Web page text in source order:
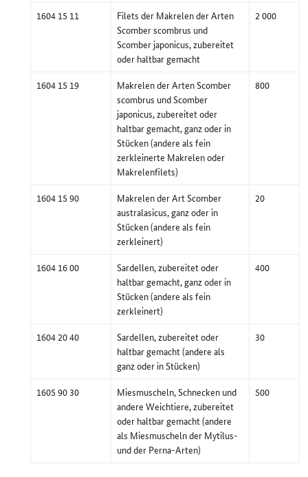
1604 15 11
Filets der Makrelen der Arten
Scomber scombrus und
Scomber japonicus, zubereitet
oder haltbar gemacht
2 000
1604 15 19
Makrelen der Arten Scomber
scombrus und Scomber
japonicus, zubereitet oder
haltbar gemacht, ganz oder in
Stücken (andere als fein
zerkleinerte Makrelen oder
Makrelenfilets)
800
1604 15 90
Makrelen der Art Scomber
australasicus, ganz oder in
Stücken (andere als fein
zerkleinert)
20
1604 16 00
Sardellen, zubereitet oder
haltbar gemacht, ganz oder in
Stücken (andere als fein
zerkleinert)
400
1604 20 40
Sardellen, zubereitet oder
haltbar gemacht (andere als
ganz oder in Stücken)
30
1605 90 30
Miesmuscheln, Schnecken und
andere Weichtiere, zubereitet
oder haltbar gemacht (andere
als Miesmuscheln der Mytilus-
und der Perna-Arten)
500